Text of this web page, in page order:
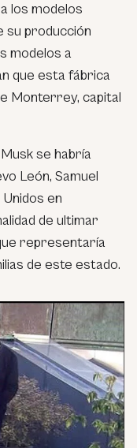
los modelos
su producción
modelos a
que esta fábrica
Monterrey, capital
se habría
León, Samuel
en
de ultimar
representaría
de este estado.